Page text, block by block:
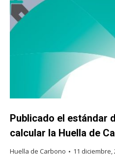
Publicado el estándar
calcular la Huella de
Huella de Carbono 11 diciembre,